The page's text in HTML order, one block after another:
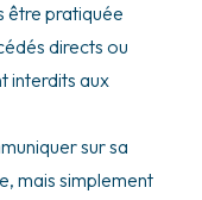
être pratiquée
directs ou
interdits aux
sur sa
mais simplement